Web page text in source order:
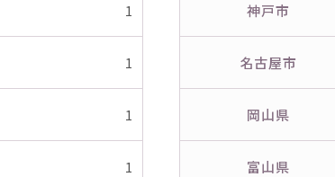
1
1
1
1
神戸市
名古屋市
岡山県
富山県